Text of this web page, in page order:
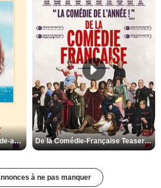
Les Matins merveilleux Bande-annonce VF De la Comédie-Française Teaser VF
à ne pas manquer